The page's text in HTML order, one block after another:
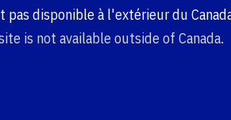
pas disponible à l'extérieur du
is not available outside of Canada.